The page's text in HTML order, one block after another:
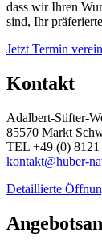
dass wir Ihren
sind, Ihr
Jetzt Termin
Kontakt
Adalbert-Stifter-
85570 Markt
TEL +49 (0) 8121
kontakt@huber-
Detaillierte